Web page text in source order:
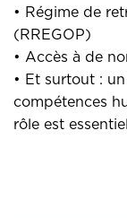
• Régime de
(RREGOP)
• Accès à de
• Et surtout :
compétences
rôle est essentiel